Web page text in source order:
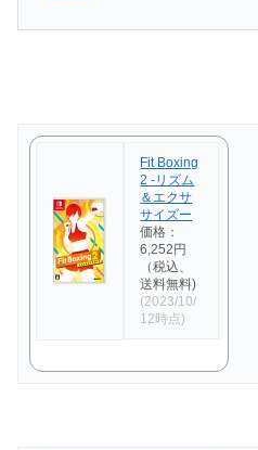
Fit Boxing
2 -リズム
＆エクサ
サイズー
価格：
6,252円
（税込、
送料無料)
(2023/10/
12時点)